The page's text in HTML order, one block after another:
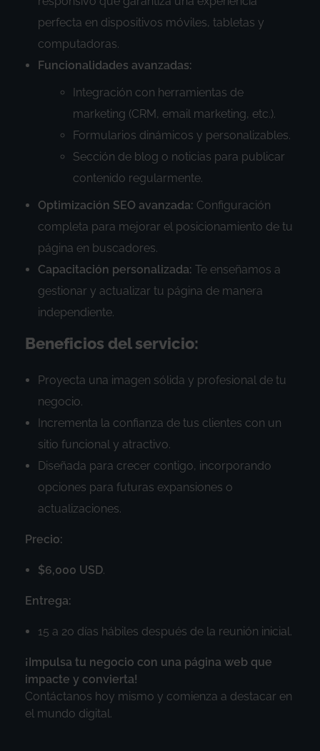
perfecta en dispositivos móviles, tabletas y
computadoras.
Funcionalidades avanzadas:
Integración con herramientas de
marketing (CRM, email marketing, etc.).
Formularios dinámicos y personalizables.
Sección de blog o noticias para publicar
contenido regularmente.
Optimización SEO avanzada: Configuración
completa para mejorar el posicionamiento de tu
página en buscadores.
Capacitación personalizada: Te enseñamos a
gestionar y actualizar tu página de manera
independiente.
Beneficios del servicio:
Proyecta una imagen sólida y profesional de tu
negocio.
Incrementa la confianza de tus clientes con un
sitio funcional y atractivo.
Diseñada para crecer contigo, incorporando
opciones para futuras expansiones o
actualizaciones.
Precio:
$6,000 USD.
Entrega:
15 a 20 días hábiles después de la reunión inicial.
¡Impulsa tu negocio con una página web que
impacte y convierta!
Contáctanos hoy mismo y comienza a destacar en
el mundo digital.